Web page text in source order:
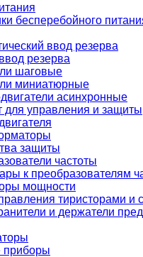
бесперебойного
ввод резерва
резерва
шаговые
миниатюрные
асинхронные
для управления и защиты
защиты
частоты
к преобразователям
мощности
тиристорами и
и держатели
приборы